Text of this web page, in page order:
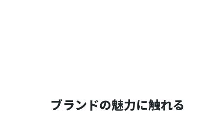
ブランドの魅力に触れる